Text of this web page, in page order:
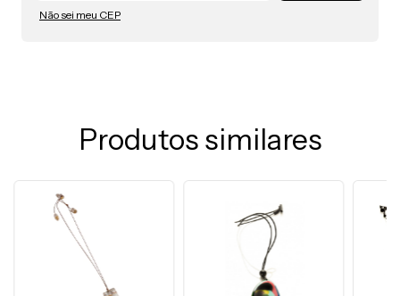
Não sei meu CEP
Produtos similares